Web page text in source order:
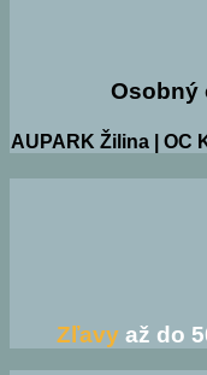
Osobný
AUPARK Žilina | OC
Zľavyaž do